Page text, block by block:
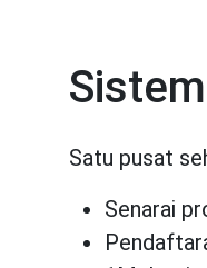
Satu pusat
Senarai